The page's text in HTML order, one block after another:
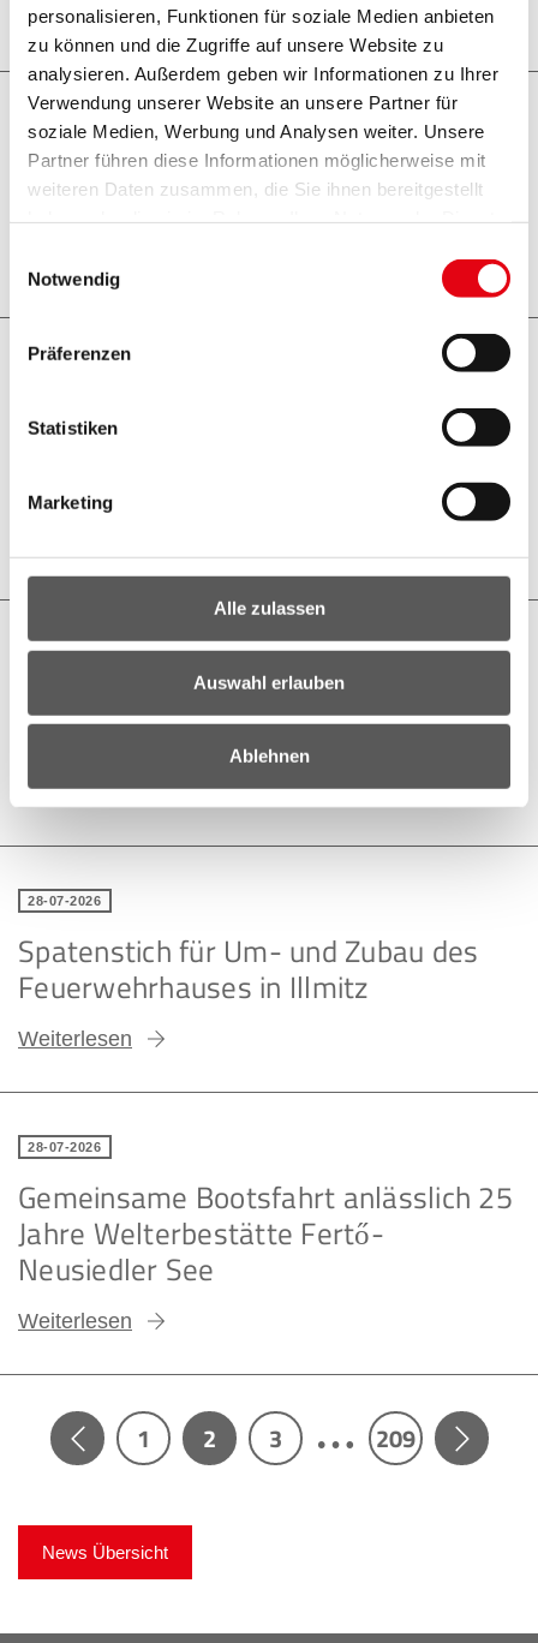
personalisieren, Funktionen für soziale Medien anbieten
zu können und die Zugriffe auf unsere Website zu
analysieren. Außerdem geben wir Informationen zu Ihrer
Verwendung unserer Website an unsere Partner für
soziale Medien, Werbung und Analysen weiter. Unsere
Partner führen diese Informationen möglicherweise mit
weiteren Daten zusammen, die Sie ihnen bereitgestellt
Notwendig
Präferenzen
Statistiken
Marketing
Alle zulassen
Auswahl erlauben
Ablehnen
Weiterlesen
31-07-2026
Harro Pirch erhält Retrospektive in der
Landesgalerie Burgenland
Premiere im Burgenland: Klinik
Oberpullendorf als "Baby-friendly
Hospital" zertifiziert
30-07-2026
„Die Csárdásfürstin“ kommt nach
Schloss Tabor
Weiterlesen
28-07-2026
Spatenstich für Um- und Zubau des
Feuerwehrhauses in Illmitz
Weiterlesen
28-07-2026
Gemeinsame Bootsfahrt anlässlich 25
Jahre Welterbestätte Fertő-
Neusiedler See
Weiterlesen
1 2 3 … 209
News Übersicht